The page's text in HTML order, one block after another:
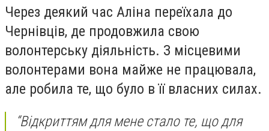
Через деякий час Аліна переїхала до
Чернівців, де продовжила свою
волонтерську діяльність. З місцевими
волонтерами вона майже не працювала,
але робила те, що було в її власних силах.
“Відкриттям для мене стало те, що для